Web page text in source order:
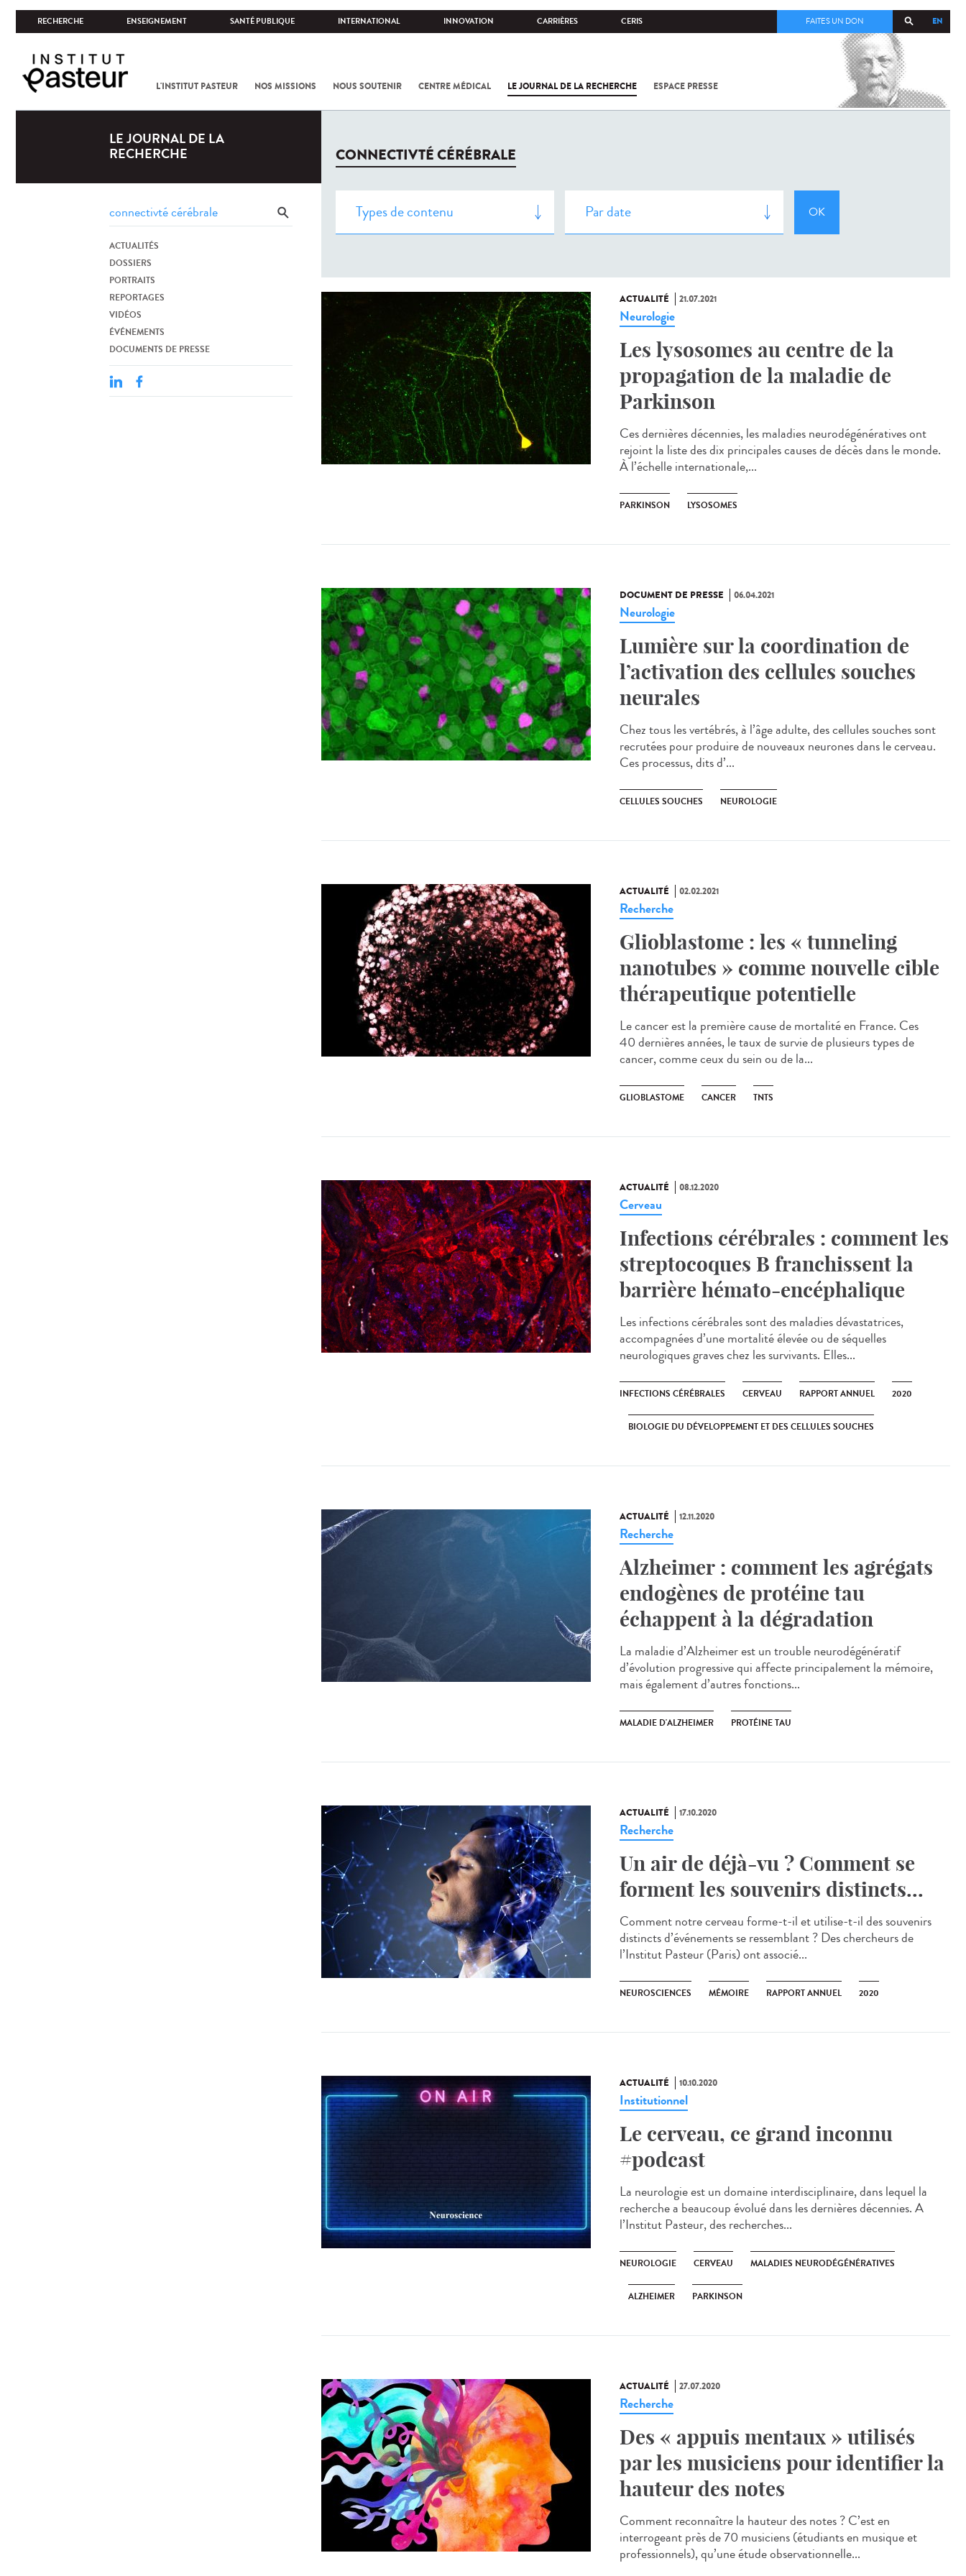
RECHERCHE ENSEIGNEMENT SANTÉ PUBLIQUE INTERNATIONAL INNOVATION CARRIÈRES CERIS EN
FAITES UN DON
L'INSTITUT PASTEUR NOS MISSIONS NOUS SOUTENIR CENTRE MÉDICAL LE JOURNAL DE LA RECHERCHE ESPACE PRESSE
COV-2 /
LE JOURNAL DE LA
RECHERCHE
ACTUALITÉS
DOSSIERS
PORTRAITS
REPORTAGES
VIDÉOS
ÉVÉNEMENTS
DOCUMENTS DE PRESSE
CONNECTIVTÉ CÉRÉBRALE
ACTUALITÉ 21.07.2021
Neurologie
Les lysosomes au centre de la
propagation de la maladie de
Parkinson
Ces dernières décennies, les maladies neurodégénératives ont
rejoint la liste des dix principales causes de décès dans le monde.
À l’échelle internationale,...
PARKINSON LYSOSOMES
DOCUMENT DE PRESSE 06.04.2021
Neurologie
Lumière sur la coordination de
l’activation des cellules souches
neurales
Chez tous les vertébrés, à l’âge adulte, des cellules souches sont
recrutées pour produire de nouveaux neurones dans le cerveau.
Ces processus, dits d’...
CELLULES SOUCHES NEUROLOGIE
ACTUALITÉ 02.02.2021
Recherche
Glioblastome : les « tunneling
nanotubes » comme nouvelle cible
thérapeutique potentielle
Le cancer est la première cause de mortalité en France. Ces
40 dernières années, le taux de survie de plusieurs types de
cancer, comme ceux du sein ou de la...
GLIOBLASTOME CANCER TNTS
ACTUALITÉ 08.12.2020
Cerveau
Infections cérébrales : comment les
streptocoques B franchissent la
barrière hémato-encéphalique
Les infections cérébrales sont des maladies dévastatrices,
accompagnées d’une mortalité élevée ou de séquelles
neurologiques graves chez les survivants. Elles...
INFECTIONS CÉRÉBRALES CERVEAU RAPPORT ANNUEL 2020
BIOLOGIE DU DÉVELOPPEMENT ET DES CELLULES SOUCHES
ACTUALITÉ 12.11.2020
Recherche
Alzheimer : comment les agrégats
endogènes de protéine tau
échappent à la dégradation
La maladie d’Alzheimer est un trouble neurodégénératif
d’évolution progressive qui affecte principalement la mémoire,
mais également d’autres fonctions...
MALADIE D'ALZHEIMER PROTÉINE TAU
ACTUALITÉ 17.10.2020
Recherche
Un air de déjà-vu ? Comment se
forment les souvenirs distincts...
Comment notre cerveau forme-t-il et utilise-t-il des souvenirs
distincts d’événements se ressemblant ? Des chercheurs de
l’Institut Pasteur (Paris) ont associé...
NEUROSCIENCES MÉMOIRE RAPPORT ANNUEL 2020
ACTUALITÉ 10.10.2020
Institutionnel
Le cerveau, ce grand inconnu
#podcast
La neurologie est un domaine interdisciplinaire, dans lequel la
recherche a beaucoup évolué dans les dernières décennies. A
l’Institut Pasteur, des recherches...
NEUROLOGIE CERVEAU MALADIES NEURODÉGÉNÉRATIVES
ALZHEIMER PARKINSON
ACTUALITÉ 27.07.2020
Recherche
Des « appuis mentaux » utilisés
par les musiciens pour identifier la
hauteur des notes
Comment reconnaître la hauteur des notes ? C’est en
interrogeant près de 70 musiciens (étudiants en musique et
professionnels), qu’une étude observationnelle...